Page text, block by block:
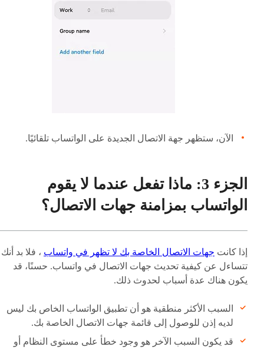
الآن، ستظهر جهة الاتصال الجديدة على الواتساب تلقائيًا.
الجزء 3: ماذا تفعل عندما لا يقوم
الواتساب بمزامنة جهات الاتصال؟
إذا كانت جهات الاتصال الخاصة بك لا تظهر في واتساب ، فلا بد أنك
تتساءل عن كيفية تحديث جهات الاتصال في واتساب. حسنًا، قد
يكون هناك عدة أسباب لحدوث ذلك.
السبب الأكثر منطقية هو أن تطبيق الواتساب الخاص بك ليس
لديه إذن للوصول إلى قائمة جهات الاتصال الخاصة بك.
قد يكون السبب الآخر هو وجود خطأ على مستوى النظام أو